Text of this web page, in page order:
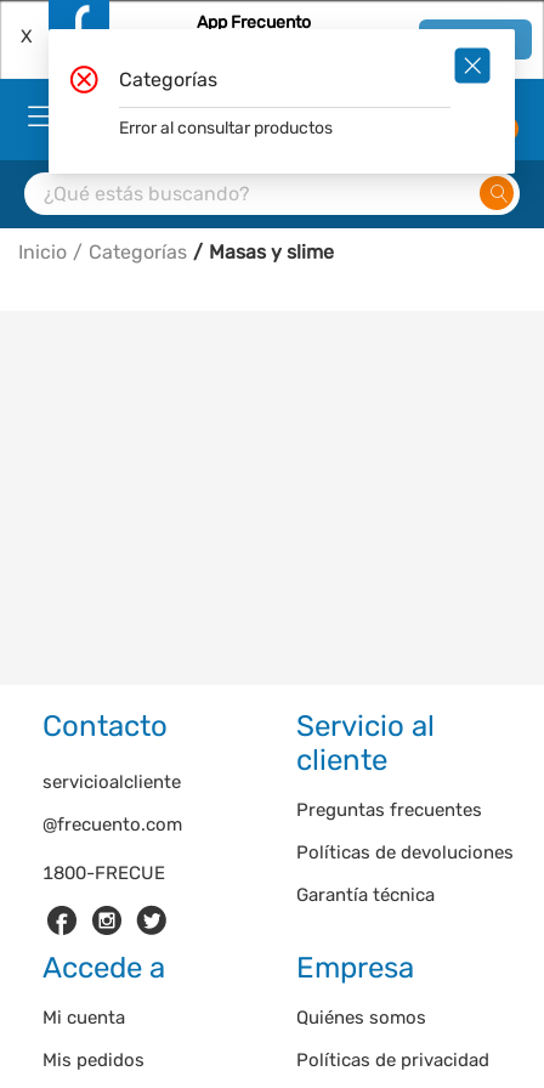
X
App Frecuento
Inicio Categorías Masas y slime
Contacto
1800-FRECUE
servicioalcliente
@frecuento.com
Servicio al
cliente
Preguntas frecuentes
Políticas de devoluciones
Garantía técnica
Accede a
Mi cuenta
Mis pedidos
Empresa
Quiénes somos
Políticas de privacidad
Categorías
Error al consultar productos